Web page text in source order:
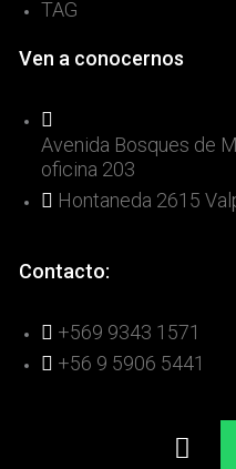
alt
TAG
Ven a conocernos
Avenida Bosques de
oficina 203
Hontaneda 2615
Contacto:
+569 9343 1571
+56 9 5906 5441